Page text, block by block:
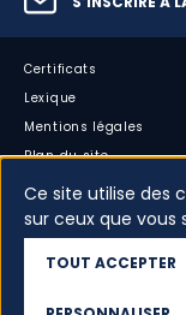
Certificats
Lexique
Mentions légales
Plan du site
Accessibilité :
Cookies
Vos données
Dispositif d’alerte
Ce site utilise des
sur ceux que vous
TOUT ACCEPTER